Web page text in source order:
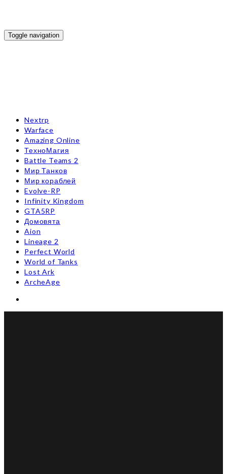
Toggle navigation
Nextrp
Warface
Amazing Online
ТехноМагия
Battle Teams 2
Мир Танков
Мир кораблей
Evolve-RP
Infinity Kingdom
GTA5RP
Домовята
Aion
Lineage 2
Perfect World
World of Tanks
Lost Ark
ArcheAge